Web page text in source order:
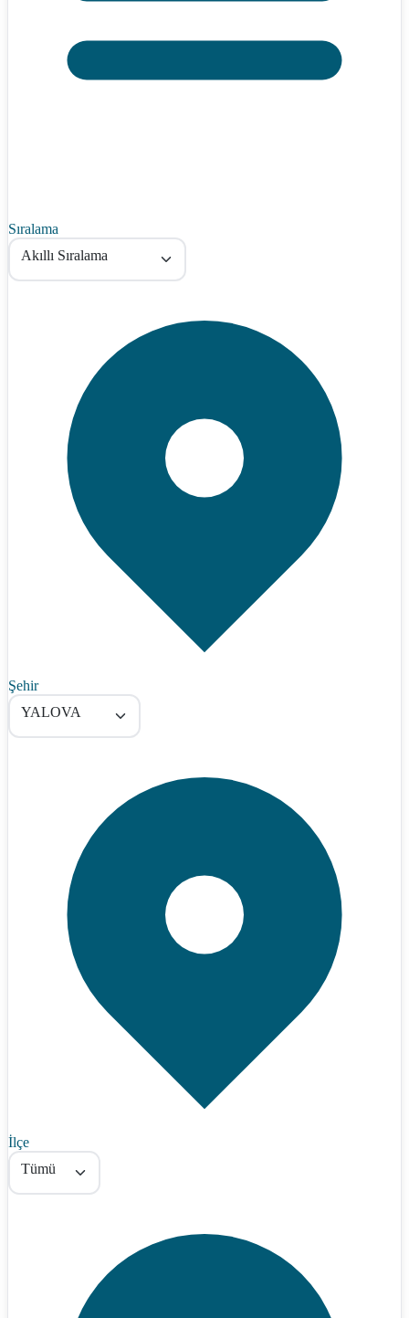
Sıralama
Akıllı Sıralama
Şehir
YALOVA
İlçe
Tümü